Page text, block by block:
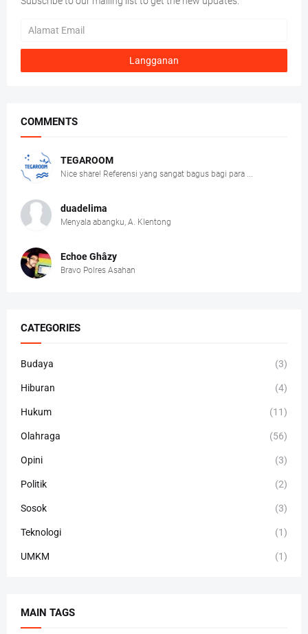
COMMENTS
TEGAROOM
Nice share! Referensi yang sangat bagus bagi para ...
duadelima
Menyala abangku, A. Klentong
Echoe Ghâzy
Bravo Polres Asahan
CATEGORIES
Budaya (3)
Hiburan (4)
Hukum (11)
Olahraga (56)
Opini (3)
Politik (2)
Sosok (3)
Teknologi (1)
UMKM (1)
MAIN TAGS